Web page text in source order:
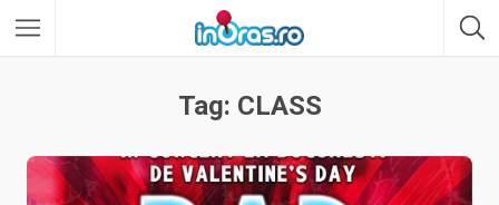
Tag: CLASS